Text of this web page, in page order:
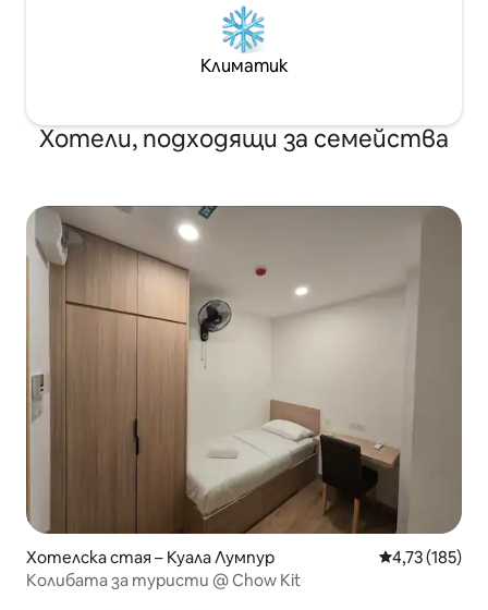
Климатик
Хотели, подходящи за семейства
Хотелска стая – Куала Лумпур Средна
4,73 (185)
Колибата за туристи @ Chow Kit